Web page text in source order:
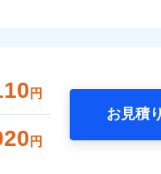
円
円
お見積り